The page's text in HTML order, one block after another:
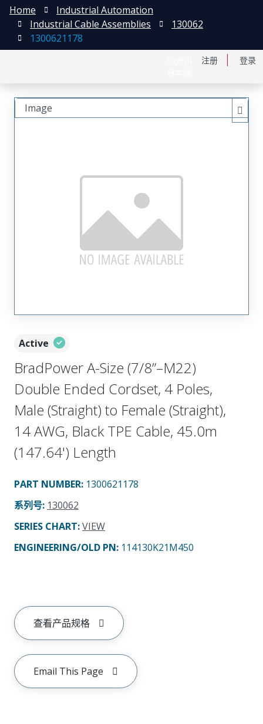
注册 登录
Home
Industrial Automation
Industrial Cable Assemblies
130062
1300621178
Active
BradPower A-Size (7/8”–M22)
Double Ended Cordset, 4 Poles,
Male (Straight) to Female (Straight),
14 AWG, Black TPE Cable, 45.0m
(147.64') Length
PART NUMBER: 1300621178
系列号: 130062
SERIES CHART:VIEW
ENGINEERING/OLD PN: 114130K21M450
查看产品规格
Email This Page
Image